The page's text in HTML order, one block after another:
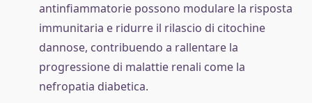
antinfiammatorie possono modulare la risposta
immunitaria e ridurre il rilascio di citochine
dannose, contribuendo a rallentare la
progressione di malattie renali come la
nefropatia diabetica.